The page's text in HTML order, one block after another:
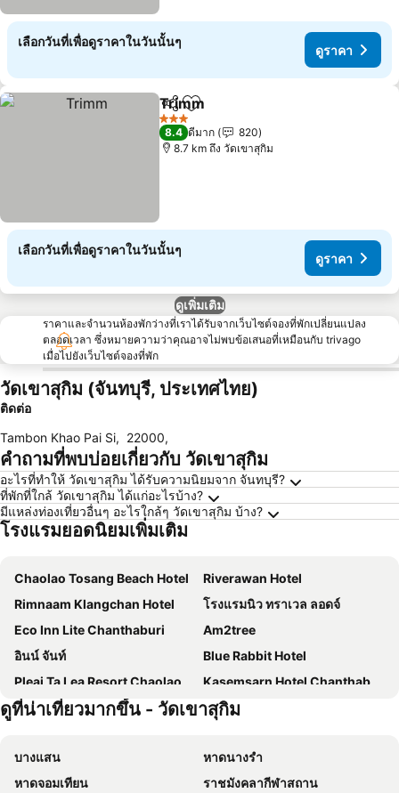
เลือกวันที่เพื่อดูราคาในวันนั้นๆ
ดูราคา
แชร์ เพิ่มในรายการโปรด
Trimm
3 ดาว
8.4 ดีมาก
820
8.7 km ถึง วัดเขาสุกิม
เลือกวันที่เพื่อดูราคาในวันนั้นๆ
ดูราคา
ดูเพิ่มเติม
ราคาและจำนวนห้องพักว่างที่เราได้รับจากเว็บไซต์จองที่พักเปลี่ยนแปลง
ตลอดเวลา ซึ่งหมายความว่าคุณอาจไม่พบข้อเสนอที่เหมือนกับ trivago
เมื่อไปยังเว็บไซต์จองที่พัก
วัดเขาสุกิม (จันทบุรี, ประเทศไทย)
ติดต่อ
Tambon Khao Pai Si, 22000,
คำถามที่พบบ่อยเกี่ยวกับ วัดเขาสุกิม
อะไรที่ทำให้ วัดเขาสุกิม ได้รับความนิยมจาก จันทบุรี?
ที่พักที่ใกล้ วัดเขาสุกิม ได้แก่อะไรบ้าง?
มีแหล่งท่องเที่ยวอื่นๆ อะไรใกล้ๆ วัดเขาสุกิม บ้าง?
โรงแรมยอดนิยมเพิ่มเติม
Chaolao Tosang Beach Hotel
Riverawan Hotel
Rimnaam Klangchan Hotel
โรงแรมนิว ทราเวล ลอดจ์
Eco Inn Lite Chanthaburi
Am2tree
อินน์ จันท์
Blue Rabbit Hotel
Pleai Ta Lea Resort Chaolao Beach
Kasemsarn Hotel Chanthaburi
Bussarakam Place Hotel
Baan Rim Ao
Bedtel
Baan Luang Rajamaitri Historic Inn
Halff Hotel
Chanthaburi Center
ดูที่น่าเที่ยวมากขึ้น - วัดเขาสุกิม
บางแสน
หาดนางรำ
หาดจอมเทียน
ราชมังคลากีฬาสถาน